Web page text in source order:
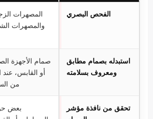
الفحص البصري
المصهرات
والمصهرات
استبدله بصمام مطابق
ومعروف بسلامته
صمام الأجهزة
أو القابس، عند
من
تحقق من نافذة مؤشر
بعض